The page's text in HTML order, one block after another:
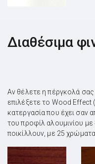
Διαθέσιμα
Αν θέλετε η πέργκολά σας
επιλέξετε το Wood Effect
κατεργασία που έχει σαν
του προφίλ αλουμινίου με
ποικίλλουν, με 25